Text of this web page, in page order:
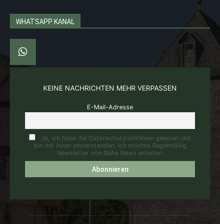
WHATSAPP KANAL
KEINE NACHRICHTEN MEHR VERPASSEN
E-Mail-Adresse
Ja, ich habe die Datenschutzrichtlinien gelesen und
bin mit ihnen einverstanden. Ich möchte Regelmäßig
Newsletter von Nahe News erhalten.